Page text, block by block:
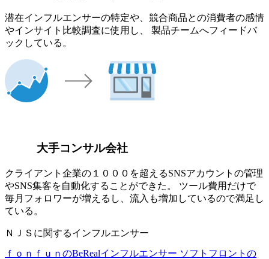
潜在インフルエンサーの特定や、競合商品との消費者の感情
やインサイト比較調査に使用し、 製品チームへフィードバ
ックしている。
大手コンサル会社
クライアント企業の１０００を超えるSNSアカウントの管理
やSNS集客を自動化することができた。 ツール費用だけで
毎月フォロワーが増えるし、流入も増加しているので満足し
ている。
ＮＪＳに関するインフルエンサー
ｆｏｎｆｕｎのBeRealインフルエンサー ソフトフロントの